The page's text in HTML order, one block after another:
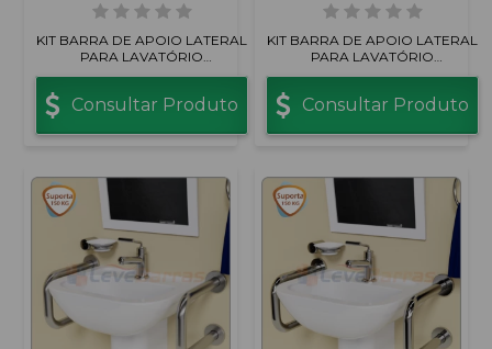
KIT BARRA DE APOIO LATERAL
PARA LAVATÓRIO
CENTRALIZADO ALUMÍNIO
Consultar Produto
KIT BARRA DE APOIO LATERAL
PARA LAVATÓRIO
CENTRALIZADO ALUMÍNIO
Consultar Produto